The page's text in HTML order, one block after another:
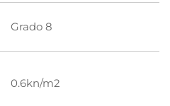
Grado 8
0.6kn/m2